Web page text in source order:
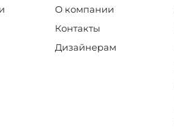
О компании
Контакты
Дизайнерам